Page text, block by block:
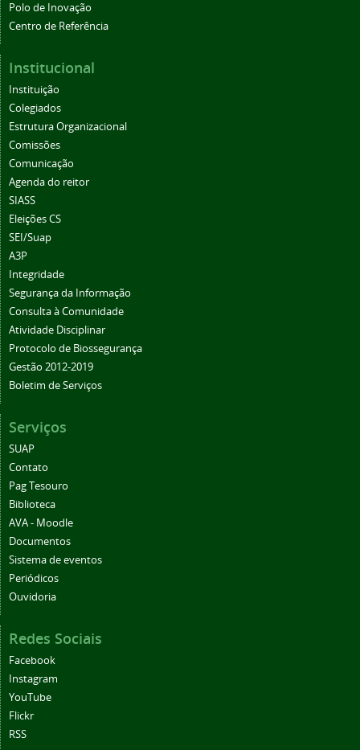
Polo de Inovação
Centro de Referência
Institucional
Instituição
Colegiados
Estrutura Organizacional
Comissões
Comunicação
Agenda do reitor
SIASS
Eleições CS
SEI/Suap
A3P
Integridade
Segurança da Informação
Consulta à Comunidade
Atividade Disciplinar
Protocolo de Biossegurança
Gestão 2012-2019
Boletim de Serviços
Serviços
SUAP
Contato
Pag Tesouro
Biblioteca
AVA - Moodle
Documentos
Sistema de eventos
Periódicos
Ouvidoria
Redes Sociais
Facebook
Instagram
YouTube
Flickr
RSS